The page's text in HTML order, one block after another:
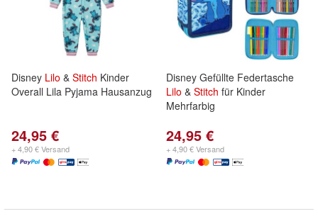
Disney Lilo & Stitch Kinder
Overall Lila Pyjama Hausanzug
24,95 €
+ 4,90 € Versand
Disney Gefüllte Federtasche
Lilo & Stitch für Kinder
Mehrfarbig
24,95 €
+ 4,90 € Versand